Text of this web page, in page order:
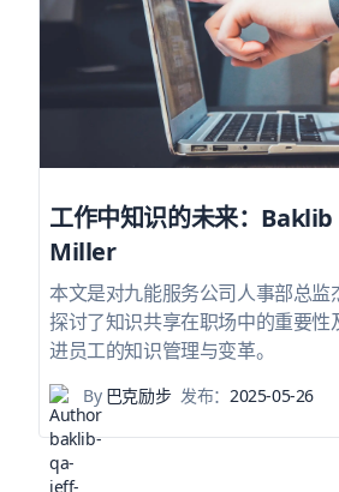
工作中知识的未来：
Miller
本文是对九能服务公司人事部总监
探讨了知识共享在职场中的重要性
进员工的知识管理与变革。
By巴克励步 发布： 2025-05-26